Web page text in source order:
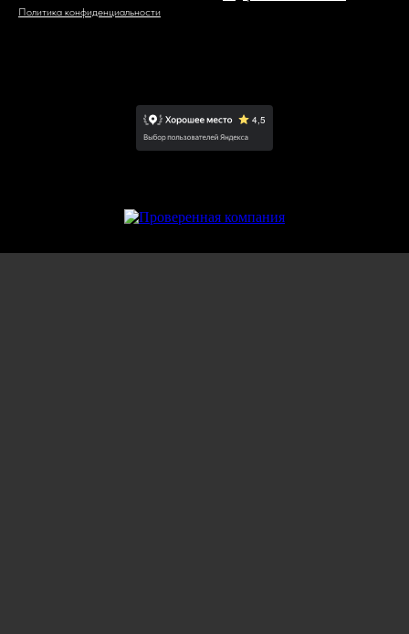
Политика конфиденциальности